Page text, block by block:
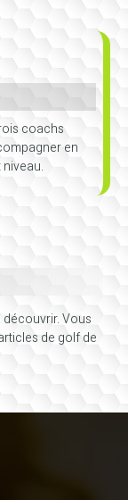
coachs
en
Vous
de golf de